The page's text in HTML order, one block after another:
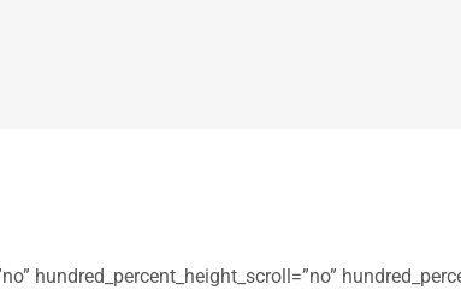
hundred_percent_height_scroll=”no”